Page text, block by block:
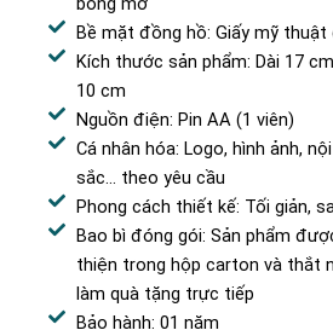
Bề mặt đồng hồ: Giấy mỹ thuật
Kích thước sản phẩm: Dài 17
10 cm
Nguồn điện: Pin AA (1 viên)
Cá nhân hóa: Logo, hình ảnh,
sắc… theo yêu cầu
Phong cách thiết kế: Tối giản,
Bao bì đóng gói: Sản phẩm
thiện trong hộp carton và thắt
làm quà tặng trực tiếp
Bảo hành: 01 năm